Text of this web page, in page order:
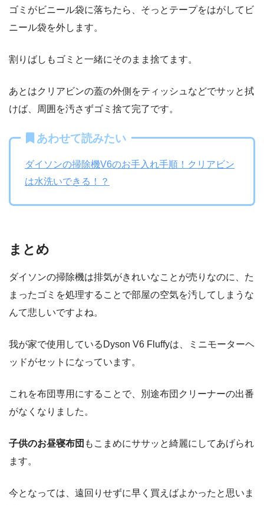
ゴミがビニール袋に落ちたら、そっとテープをはがしてビ
ニール袋を外します。
割りばしもゴミと一緒にそのまま捨てます。
あとはクリアビンの蓋の外側をティッシュなどでサッと拭
けば、周囲を汚さずゴミ捨て完了です。
あわせて読みたい
ダイソンの掃除機V6のお手入れ手順！クリアビン
は水洗いできる！？
まとめ
ダイソンの掃除機は排気がきれいなことが売りなのに、た
まったゴミを処理することで部屋の空気を汚してしまうな
んて悲しいですよね。
我が家で使用しているDyson V6 Fluffyは、ミニモーターヘ
ッドがセットになっています。
これを布団専用にすることで、別途布団クリーナーの出番
がなくなりました。
子供のお昼寝布団 もこまめにササッと綺麗にしてあげられ
ます。
今となっては、遠回りせずに早く買えばよかったと思いま